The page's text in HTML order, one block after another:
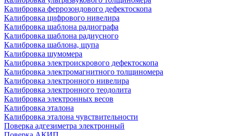
Калибровка феррозондового дефектоскопа
Калибровка цифрового нивелира
Калибровка шаблона радиографа
Калибровка шаблона радиусного
Калибровка шаблона, щупа
Калибровка шумомера
Калибровка электроискрового дефектоскопа
Калибровка электромагнитного толщиномера
Калибровка электронного нивелира
Калибровка электронного теодолита
Калибровка электронных весов
Калибровка эталона
Калибровка эталона чувствительности
Поверка адгезиметра электронный